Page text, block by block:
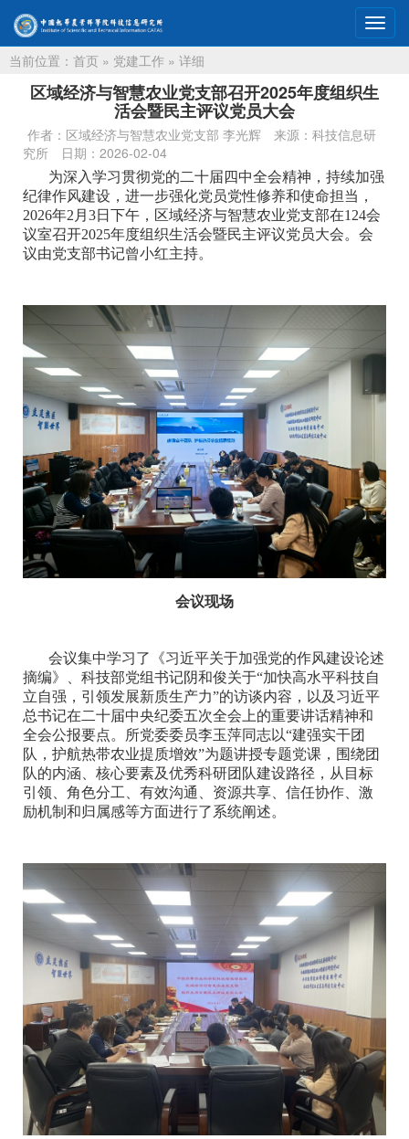
切
换
当前位置： 首页 » 党建工作 » 详细
区域经济与智慧农业党支部召开2025年度组织生
活会暨民主评议党员大会
作者：区域经济与智慧农业党支部 李光辉
来源：科技信息研
究所
日期：2026-02-04
为深入学习贯彻党的二十届四中全会精神，持续加强
纪律作风建设，进一步强化党员党性修养和使命担当，
2026年2月3日下午，区域经济与智慧农业党支部在124会
议室召开2025年度组织生活会暨民主评议党员大会。会
议由党支部书记曾小红主持。
会议现场
会议集中学习了《习近平关于加强党的作风建设论述
摘编》、科技部党组书记阴和俊关于“加快高水平科技自
立自强，引领发展新质生产力”的访谈内容，以及习近平
总书记在二十届中央纪委五次全会上的重要讲话精神和
全会公报要点。所党委委员李玉萍同志以“建强实干团
队，护航热带农业提质增效”为题讲授专题党课，围绕团
队的内涵、核心要素及优秀科研团队建设路径，从目标
引领、角色分工、有效沟通、资源共享、信任协作、激
励机制和归属感等方面进行了系统阐述。